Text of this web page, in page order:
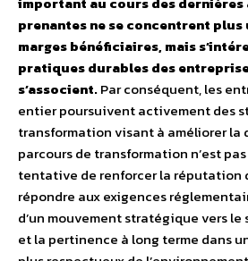
prenantes ne se concentrent
marges bénéficiaires, mais
pratiques durables des
s’associent.Par conséquent, les
entier poursuivent activement des
transformation visant à améliorer la
parcours de transformation n’est
tentative de renforcer la réputation
répondre aux exigences
d’un mouvement stratégique vers le
et la pertinence à long terme dans